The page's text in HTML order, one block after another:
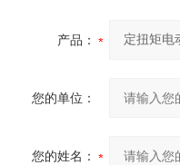
产品：
您的单位：
您的姓名：